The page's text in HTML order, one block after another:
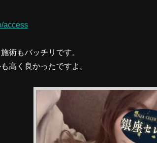
access
術もバッチリです。
高く良かったですよ。